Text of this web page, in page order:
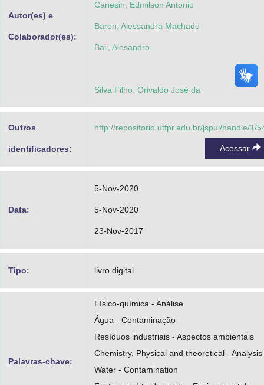
Autor(es) e
Colaborador(es):
Canesin, Edmilson Antonio
Baron, Alessandra Machado
Bail, Alesandro
Silva Filho, Orivaldo José da
Outros
identificadores:
http://repositorio.utfpr.edu.br/jspui/handle/1/
Acessar
Data:
5-Nov-2020
5-Nov-2020
23-Nov-2017
Tipo: livro digital
Palavras-chave:
Físico-química - Análise
Água - Contaminação
Resíduos industriais - Aspectos ambientais
Chemistry, Physical and theoretical - Analysis
Water - Contamination